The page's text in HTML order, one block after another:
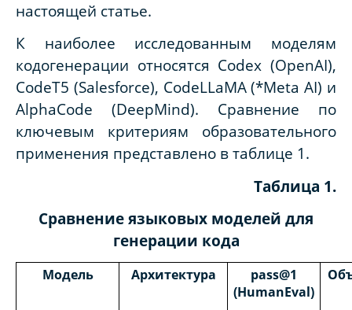
настоящей статье.
К наиболее исследованным моделям
кодогенерации относятся Codex (OpenAI),
CodeT5 (Salesforce), CodeLLaMA (*Meta AI) и
AlphaCode (DeepMind). Сравнение по
ключевым критериям образовательного
применения представлено в таблице 1.
Таблица 1.
Сравнение языковых моделей для
генерации кода
Модель Архитектура
pass@1
(HumanEval)